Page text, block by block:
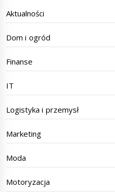
Aktualności
Dom i ogród
Finanse
IT
Logistyka i przemysł
Marketing
Moda
Motoryzacja